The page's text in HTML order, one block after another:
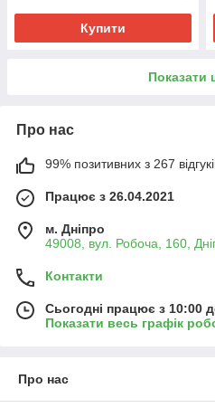
Купити
Показати
Про нас
99% позитивних з 267
Працює з 26.04.2021
м. Дніпро
49008, вул. Робоча, 160,
Контакти
Сьогодні працює з 10:00
Показати весь графік
Про нас